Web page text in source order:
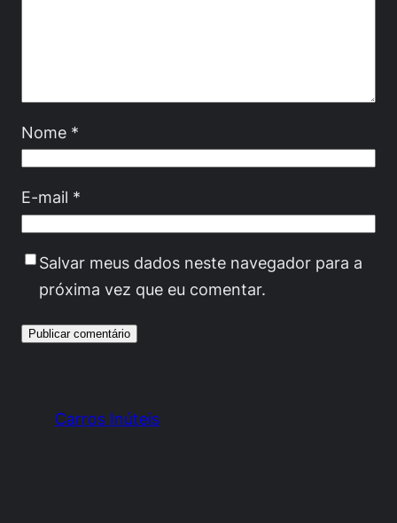
Nome *
E-mail *
Salvar meus dados neste navegador para a
próxima vez que eu comentar.
Carros Inúteis